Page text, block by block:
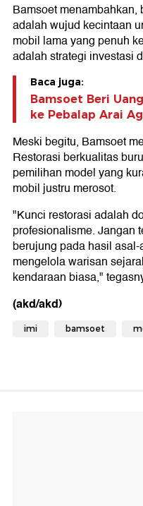
Bamsoet
adalah wujud kecintaan
mobil lama yang penuh
adalah strategi investasi
Baca juga:
Bamsoet Beri
ke Pebalap Arai
Meski begitu, Bamsoet
Restorasi berkualitas
pemilihan model yang
mobil justru merosot.
"Kunci restorasi adalah
profesionalisme. Jangan
berujung pada hasil
mengelola warisan
kendaraan biasa,"
(akd/akd)
imi bamsoet